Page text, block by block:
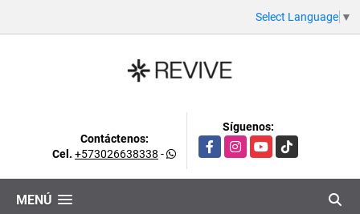
Select Language ▼
Contáctenos:
Cel. +573026638338 -
Síguenos:
FacebookInstagramYouTubeTikTok
MENÚ